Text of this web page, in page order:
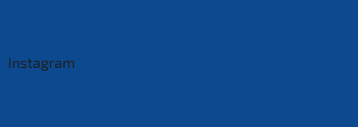
Instagram